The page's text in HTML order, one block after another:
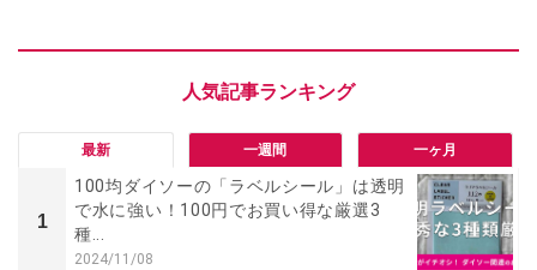
最新 一週間 一ヶ月
1
100均ダイソーの「ラベルシール」は透明
で水に強い！100円でお買い得な厳選3
種...
2024/11/08